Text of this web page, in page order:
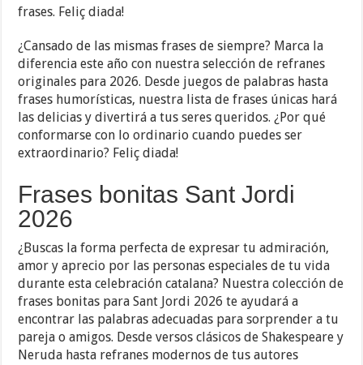
frases. Feliç diada!
¿Cansado de las mismas frases de siempre? Marca la
diferencia este año con nuestra selección de refranes
originales para 2026. Desde juegos de palabras hasta
frases humorísticas, nuestra lista de frases únicas hará
las delicias y divertirá a tus seres queridos. ¿Por qué
conformarse con lo ordinario cuando puedes ser
extraordinario? Feliç diada!
Frases bonitas Sant Jordi
2026
¿Buscas la forma perfecta de expresar tu admiración,
amor y aprecio por las personas especiales de tu vida
durante esta celebración catalana? Nuestra colección de
frases bonitas para Sant Jordi 2026 te ayudará a
encontrar las palabras adecuadas para sorprender a tu
pareja o amigos. Desde versos clásicos de Shakespeare y
Neruda hasta refranes modernos de tus autores